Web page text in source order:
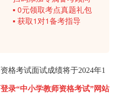
▪ 0元领取考点真题礼包
▪ 获取1对1备考指导
格考试面试成绩将于2024年1
录“中小学教师资格考试”网站